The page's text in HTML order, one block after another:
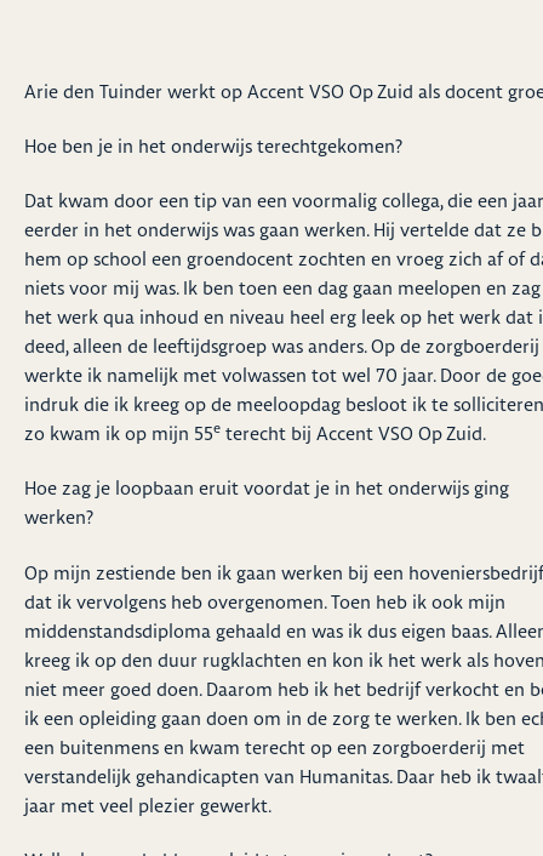
Arie den Tuinder werkt op Accent VSO Op Zuid als docent
Hoe ben je in het onderwijs terechtgekomen?
Dat kwam door een tip van een voormalig collega, die een jaar
eerder in het onderwijs was gaan werken. Hij vertelde dat ze
hem op school een groendocent zochten en vroeg zich af of
niets voor mij was. Ik ben toen een dag gaan meelopen en
het werk qua inhoud en niveau heel erg leek op het werk dat
deed, alleen de leeftijdsgroep was anders. Op de zorgboerderij
werkte ik namelijk met volwassen tot wel 70 jaar. Door de
indruk die ik kreeg op de meeloopdag besloot ik te
zo kwam ik op mijn 55e terecht bij Accent VSO Op Zuid.
Hoe zag je loopbaan eruit voordat je in het onderwijs ging
werken?
Op mijn zestiende ben ik gaan werken bij een
dat ik vervolgens heb overgenomen. Toen heb ik ook mijn
middenstandsdiploma gehaald en was ik dus eigen baas.
kreeg ik op den duur rugklachten en kon ik het werk als
niet meer goed doen. Daarom heb ik het bedrijf verkocht en
ik een opleiding gaan doen om in de zorg te werken. Ik ben
een buitenmens en kwam terecht op een zorgboerderij met
verstandelijk gehandicapten van Humanitas. Daar heb ik
jaar met veel plezier gewerkt.